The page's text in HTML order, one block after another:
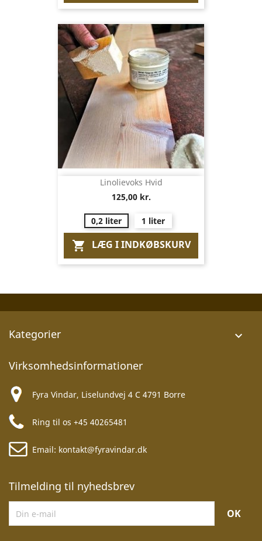
Linolievoks Hvid
125,00 kr.
0,2 liter 1 liter
 LÆG I INDKØBSKURV
Kategorier 
Virksomhedsinformationer
Fyra Vindar, Liselundvej 4 C 4791 Borre
Ring til os +45 40265481
Email: kontakt@fyravindar.dk
Tilmelding til nyhedsbrev